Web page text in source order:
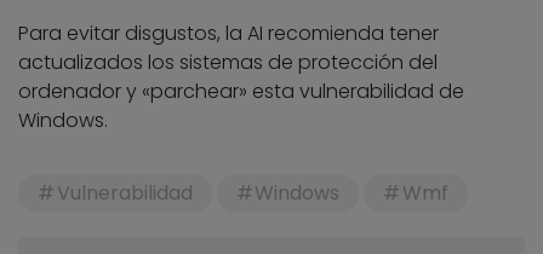
Para evitar disgustos, la AI recomienda tener
actualizados los sistemas de protección del
ordenador y «parchear» esta vulnerabilidad de
Windows.
Vulnerabilidad Windows Wmf